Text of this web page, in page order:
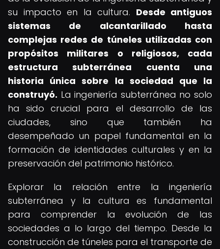
su impacto en la cultura. Desde antiguos
sistemas de alcantarillado hasta
complejas redes de túneles utilizadas con
propósitos militares o religiosos, cada
estructura subterránea cuenta una
historia única sobre la sociedad que la
construyó. La ingeniería subterránea no solo
ha sido crucial para el desarrollo de las
ciudades, sino que también ha
desempeñado un papel fundamental en la
formación de identidades culturales y en la
preservación del patrimonio histórico.
Explorar la relación entre la ingeniería
subterránea y la cultura es fundamental
para comprender la evolución de las
sociedades a lo largo del tiempo. Desde la
construcción de túneles para el transporte de